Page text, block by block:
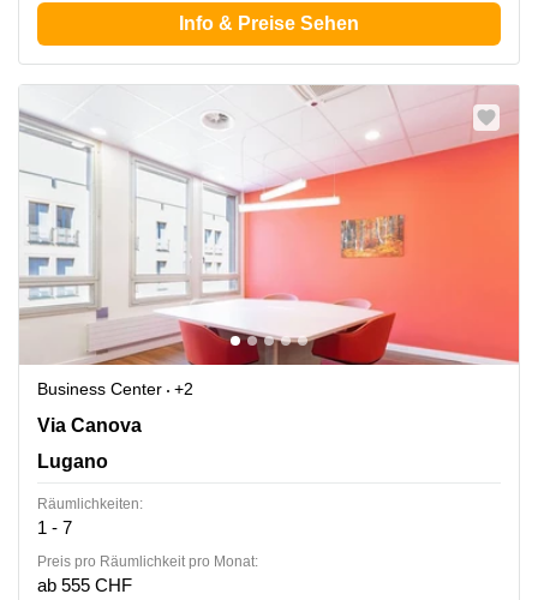
Info & Preise Sehen
Business Center
+2
Via Canova 15, Lugano
Via Canova
Lugano
Räumlichkeiten:
1 - 7
Preis pro Räumlichkeit pro Monat:
ab 555 CHF